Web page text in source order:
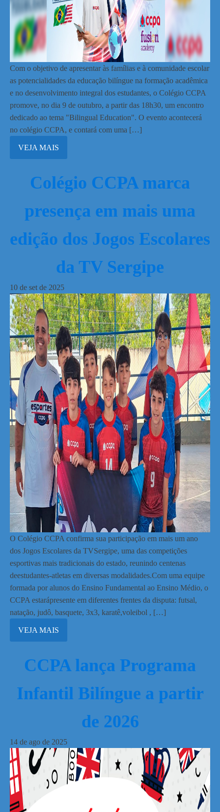
Com o objetivo de apresentar às famílias e à comunidade escolar
as potencialidades da educação bilíngue na formação acadêmica
e no desenvolvimento integral dos estudantes, o Colégio CCPA
promove, no dia 9 de outubro, a partir das 18h30, um encontro
dedicado ao tema "Bilingual Education". O evento acontecerá
no colégio CCPA, e contará com uma […]
VEJA MAIS
Colégio CCPA marca
presença em mais uma
edição dos Jogos Escolares
da TV Sergipe
10 de set de 2025
O Colégio CCPA confirma sua participação em mais um ano
dos Jogos Escolares da TVSergipe, uma das competições
esportivas mais tradicionais do estado, reunindo centenas
deestudantes-atletas em diversas modalidades.Com uma equipe
formada por alunos do Ensino Fundamental ao Ensino Médio, o
CCPA estarápresente em diferentes frentes da disputa: futsal,
natação, judô, basquete, 3x3, karatê,voleibol , […]
VEJA MAIS
CCPA lança Programa
Infantil Bilíngue a partir
de 2026
14 de ago de 2025